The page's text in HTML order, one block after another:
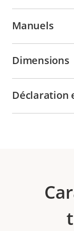
Manuels
Dimensions
Déclaration